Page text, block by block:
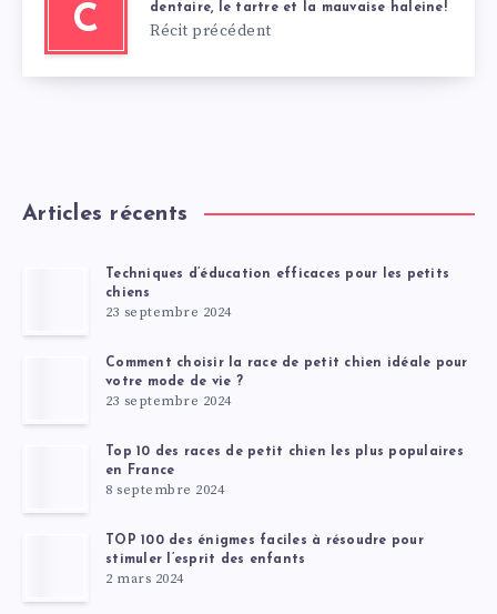
C
dentaire, le tartre et la mauvaise haleine!
Récit précédent
Articles récents
Techniques d’éducation efficaces pour les petits
chiens
23 septembre 2024
Comment choisir la race de petit chien idéale pour
votre mode de vie ?
23 septembre 2024
Top 10 des races de petit chien les plus populaires
en France
8 septembre 2024
TOP 100 des énigmes faciles à résoudre pour
stimuler l’esprit des enfants
2 mars 2024